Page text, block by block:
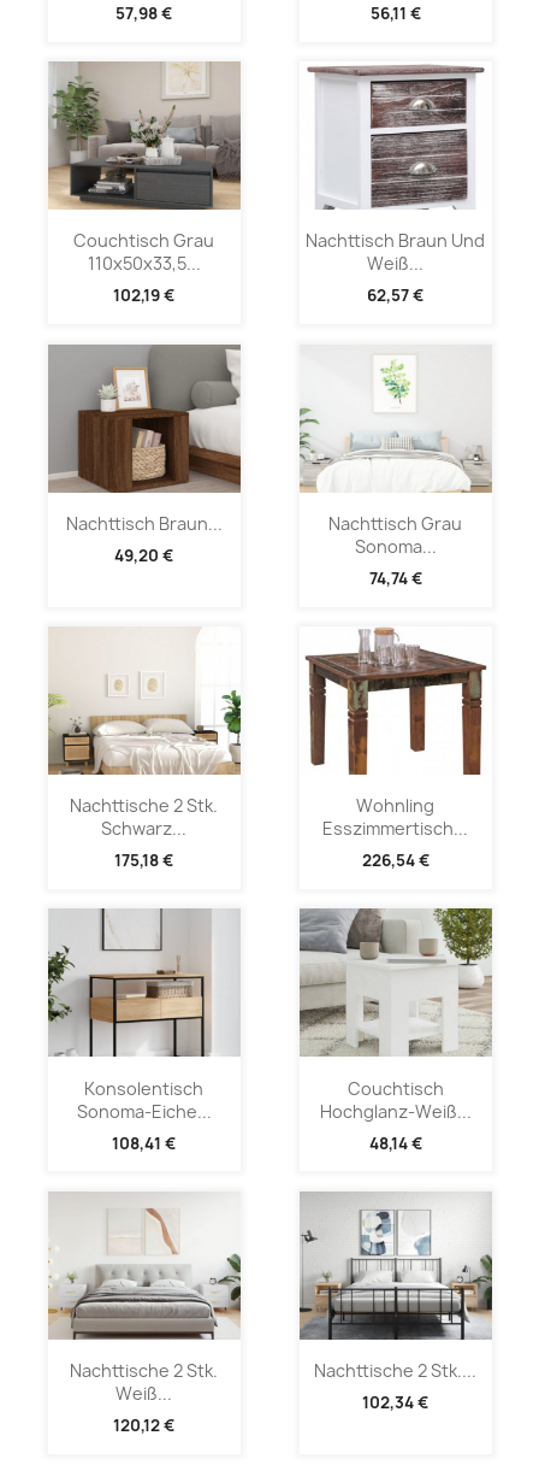
57,98 € 56,11 €
Couchtisch Grau
110x50x33,5...
102,19 €
Nachttisch Braun Und
Weiß...
62,57 €
Nachttisch Braun...
49,20 €
Nachttisch Grau
Sonoma...
74,74 €
Nachttische 2 Stk.
Schwarz...
175,18 €
Wohnling
Esszimmertisch...
226,54 €
Konsolentisch
Sonoma-Eiche...
108,41 €
Couchtisch
Hochglanz-Weiß...
48,14 €
Nachttische 2 Stk.
Weiß...
120,12 €
Nachttische 2 Stk....
102,34 €